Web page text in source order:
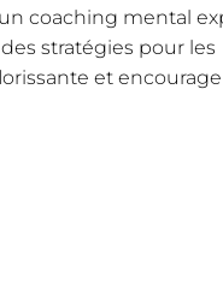
coaching mental
stratégies pour les
et encourage